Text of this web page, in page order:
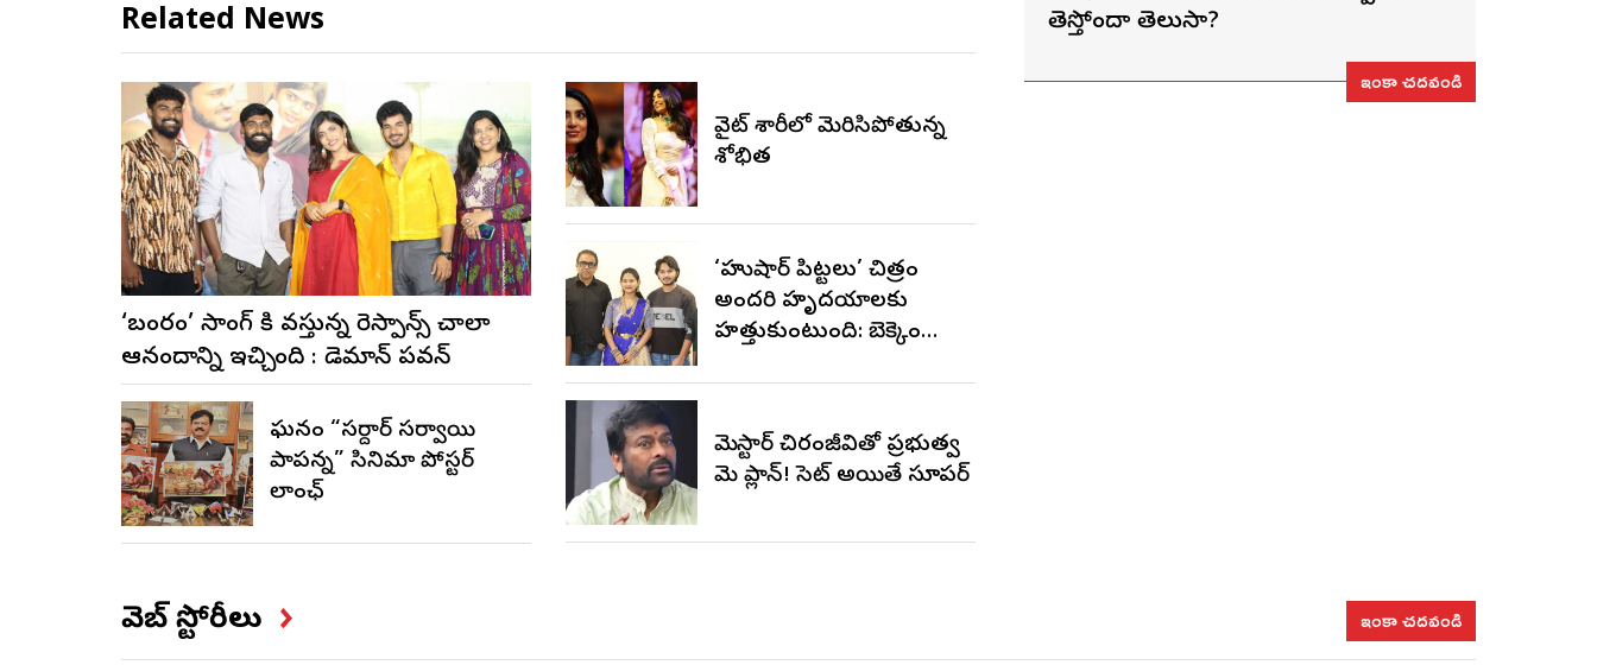
Related News
‘బంగారం’ సాంగ్ కి వస్తున్న రెస్పాన్స్ చాలా
ఆనందాన్ని ఇచ్చింది : డెమాన్ పవన్
ఘనంగా “సర్దార్ సర్వాయి
పాపన్న” సినిమా పోస్టర్
లాంఛ్
వైట్ శారీలో మెరిసిపోతున్న
శోభిత
‘హుషార్‌ పిట్టలు’ చిత్రం
అందరి హృదయాలకు
హత్తుకుంటుంది: బెక్కెం
మెగాస్టార్ చిరంజీవితో ప్రభుత్వ
మెగా ప్లాన్! సెట్ అయితే సూపర్
తెస్తోందా తెలుసా?
ఇంకా చదవండి
వెబ్ స్టోరీలు ఇంకా చదవండి